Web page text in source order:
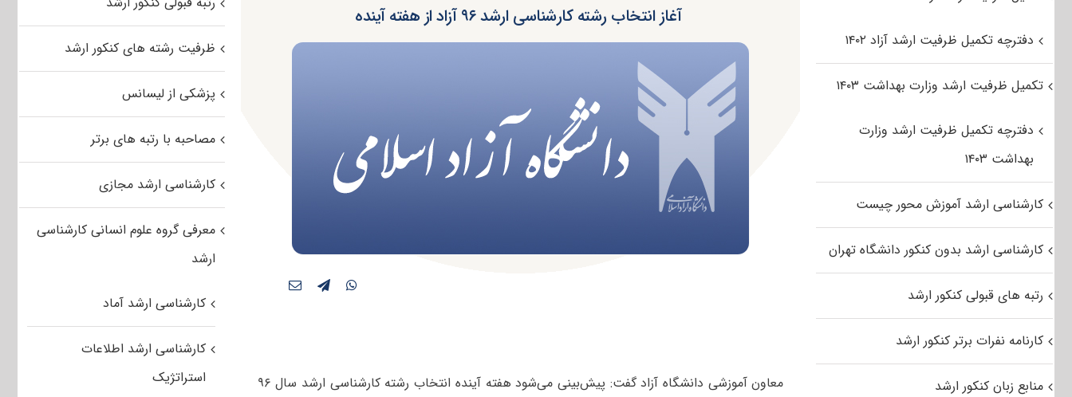
آغاز انتخاب رشته کارشناسی ارشد ۹۶ آزاد از هفته آینده
معاون آموزشی دانشگاه آزاد گفت: پیش‌بینی می‌شود هفته آینده انتخاب رشته کارشناسی ارشد سال ۹۶
ظرفیت رشته های کنکور ارشد
پزشکی از لیسانس
مصاحبه با رتبه های برتر
کارشناسی ارشد مجازی
معرفی گروه علوم انسانی کارشناسی
ارشد
کارشناسی ارشد آماد
کارشناسی ارشد اطلاعات
استراتژیک
دفترچه تکمیل ظرفیت ارشد آزاد ۱۴۰۲
تکمیل ظرفیت ارشد وزارت بهداشت ۱۴۰۳
دفترچه تکمیل ظرفیت ارشد وزارت
بهداشت ۱۴۰۳
کارشناسی ارشد آموزش محور چیست
کارشناسی ارشد بدون کنکور دانشگاه تهران
رتبه های قبولی کنکور ارشد
کارنامه نفرات برتر کنکور ارشد
منابع زبان کنکور ارشد